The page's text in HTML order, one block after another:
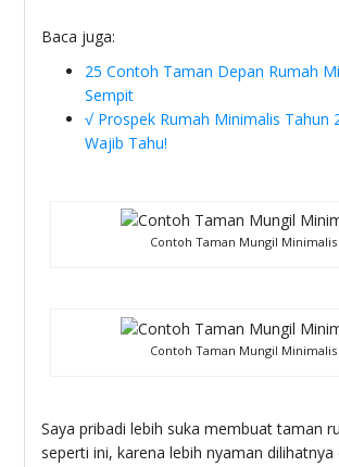
Baca juga:
25 Contoh Taman Depan Rumah
Sempit
√ Prospek Rumah Minimalis Tahun
Wajib Tahu!
Contoh Taman Mungil Minimalis
Contoh Taman Mungil Minimalis
Saya pribadi lebih suka membuat taman
seperti ini, karena lebih nyaman dilihatnya